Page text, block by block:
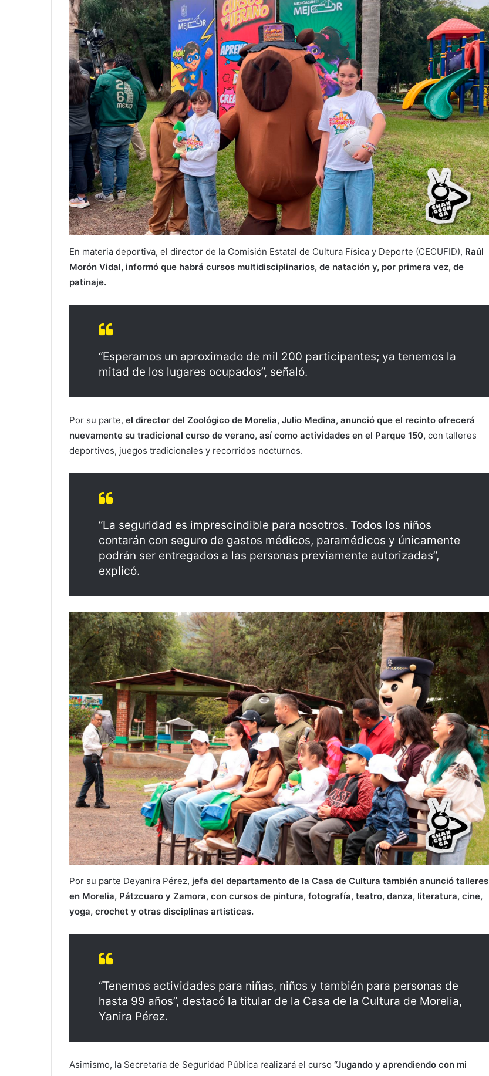
En materia deportiva, el director de la Comisión Estatal de Cultura Física y Deporte (CECUFID), Raúl
Morón Vidal, informó que habrá cursos multidisciplinarios, de natación y, por primera vez, de
patinaje.
“Esperamos un aproximado de mil 200 participantes; ya tenemos la
mitad de los lugares ocupados”, señaló.
Por su parte, el director del Zoológico de Morelia, Julio Medina, anunció que el recinto ofrecerá
nuevamente su tradicional curso de verano, así como actividades en el Parque 150, con talleres
deportivos, juegos tradicionales y recorridos nocturnos.
“La seguridad es imprescindible para nosotros. Todos los niños
contarán con seguro de gastos médicos, paramédicos y únicamente
podrán ser entregados a las personas previamente autorizadas”,
explicó.
Por su parte Deyanira Pérez, jefa del departamento de la Casa de Cultura también anunció talleres
en Morelia, Pátzcuaro y Zamora, con cursos de pintura, fotografía, teatro, danza, literatura, cine,
yoga, crochet y otras disciplinas artísticas.
“Tenemos actividades para niñas, niños y también para personas de
hasta 99 años”, destacó la titular de la Casa de la Cultura de Morelia,
Yanira Pérez.
Asimismo, la Secretaría de Seguridad Pública realizará el curso “Jugando y aprendiendo con mi